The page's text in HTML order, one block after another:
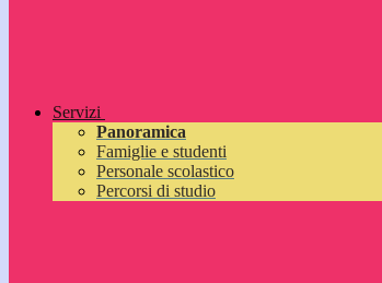
Servizi
Panoramica
Famiglie e studenti
Personale scolastico
Percorsi di studio